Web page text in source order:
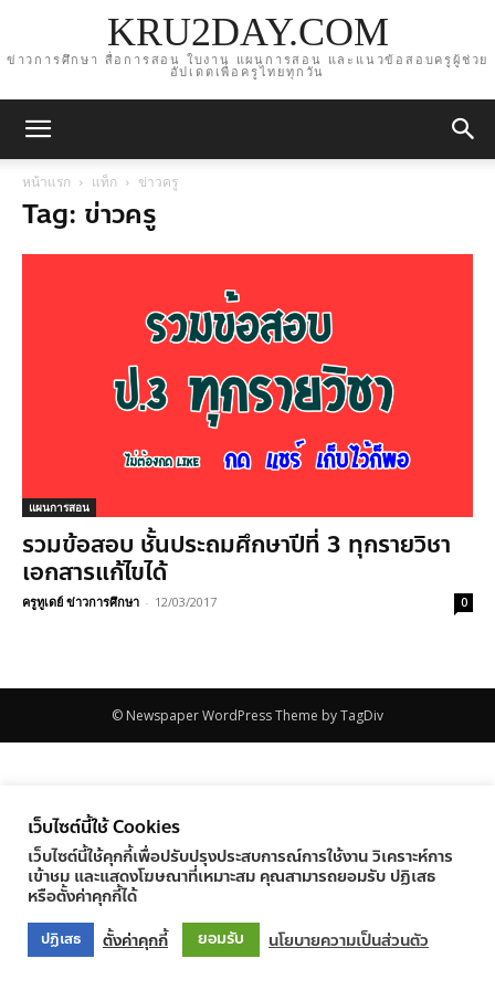
KRU2DAY.COM
ข่าวการศึกษา สื่อการสอน ใบงาน แผนการสอน และแนวข้อสอบครูผู้ช่วย
อัปเดตเพื่อครูไทยทุกวัน
หน้าแรก แท็ก ข่าวครู
Tag: ข่าวครู
แผนการสอน
รวมข้อสอบ ชั้นประถมศึกษาปีที่ 3 ทุกรายวิชา
เอกสารแก้ไขได้
ครูทูเดย์ ข่าวการศึกษา - 12/03/2017 0
© Newspaper WordPress Theme by TagDiv
เว็บไซต์นี้ใช้ Cookies
เว็บไซต์นี้ใช้คุกกี้เพื่อปรับปรุงประสบการณ์การใช้งาน วิเคราะห์การ
เข้าชม และแสดงโฆษณาที่เหมาะสม คุณสามารถยอมรับ ปฏิเสธ
หรือตั้งค่าคุกกี้ได้
ปฏิเสธ ตั้งค่าคุกกี้ ยอมรับ นโยบายความเป็นส่วนตัว